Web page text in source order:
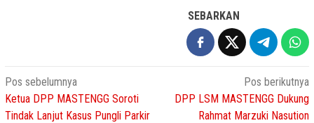
SEBARKAN
Navigasi
pos
Pos sebelumnya
Ketua DPP MASTENGG Soroti
Tindak Lanjut Kasus Pungli Parkir
Pos berikutnya
DPP LSM MASTENGG Dukung
Rahmat Marzuki Nasution